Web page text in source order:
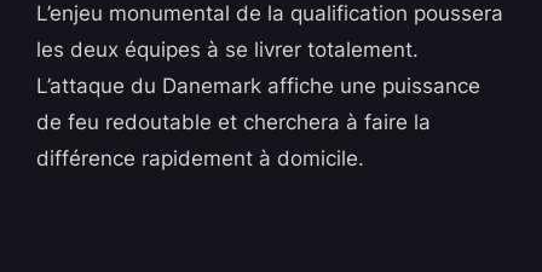
L’enjeu monumental de la qualification poussera
les deux équipes à se livrer totalement.
L’attaque du Danemark affiche une puissance
de feu redoutable et cherchera à faire la
différence rapidement à domicile.